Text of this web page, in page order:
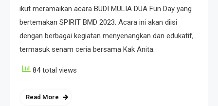
ikut meramaikan acara BUDI MULIA DUA Fun Day yang
bertemakan SPIRIT BMD 2023. Acara ini akan diisi
dengan berbagai kegiatan menyenangkan dan edukatif,
termasuk senam ceria bersama Kak Anita.
84 total views
Read More